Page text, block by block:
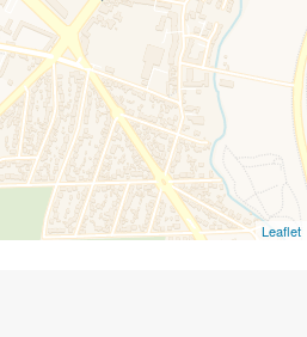
Leaflet